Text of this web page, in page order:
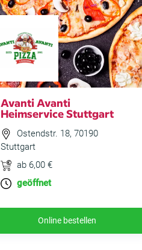
Avanti Avanti
Heimservice Stuttgart
Ostendstr. 18, 70190
Stuttgart
ab 6,00 €
geöffnet
Online bestellen